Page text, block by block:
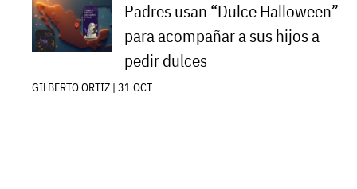
Padres usan “Dulce Halloween”
para acompañar a sus hijos a
pedir dulces
GILBERTO ORTIZ | 31 OCT